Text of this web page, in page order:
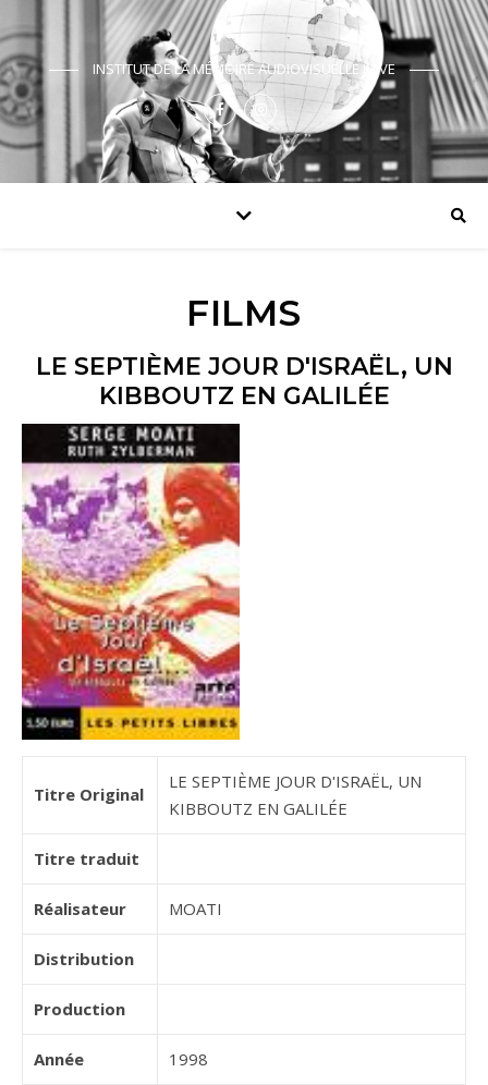
INSTITUT DE LA MÉMOIRE AUDIOVISUELLE JUIVE
FILMS
LE SEPTIÈME JOUR D'ISRAËL, UN
KIBBOUTZ EN GALILÉE
Titre Original
LE SEPTIÈME JOUR D'ISRAËL, UN
KIBBOUTZ EN GALILÉE
Titre traduit
Réalisateur MOATI
Distribution
Production
Année 1998